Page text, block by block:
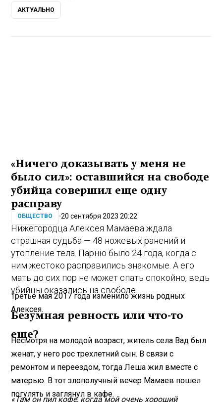
АКТУАЛЬНО
«Ничего доказывать у меня не
было сил»: оставшийся на свободе
убийца совершил еще одну
расправу
ОБЩЕСТВО 20 сентября 2023 20:22
Нижегородца Алексея Мамаева ждала
страшная судьба — 48 ножевых ранений и
утопление тела. Парню было 24 года, когда с
ним жестоко расправились знакомые. А его
мать до сих пор не может спать спокойно, ведь
убийцы оказались на свободе.
Третье мая 2017 года изменило жизнь родных
Алексея.
Безумная ревность или что-то
еще?
Несмотря на молодой возраст, житель села Вад был
женат, у него рос трехлетний сын. В связи с
ремонтом и переездом, тогда Леша жил вместе с
матерью. В тот злополучный вечер Мамаев пошел
погулять и заглянул в кафе.
«Там он пил кофе, когда мой очень хороший